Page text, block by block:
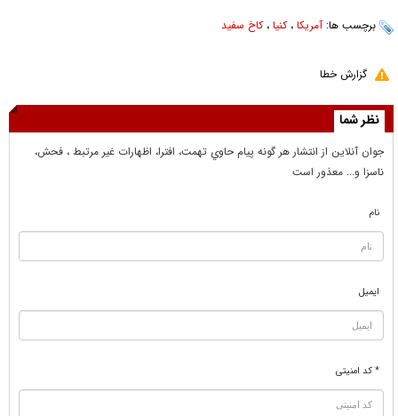
برچسب ها: آمریکا ،کنیا ،کاخ سفید
گزارش خطا
نظر شما
جوان آنلاين از انتشار هر گونه پيام حاوي تهمت، افترا، اظهارات غير مرتبط ، فحش،
ناسزا و... معذور است
نام
ایمیل
* کد امنیتی